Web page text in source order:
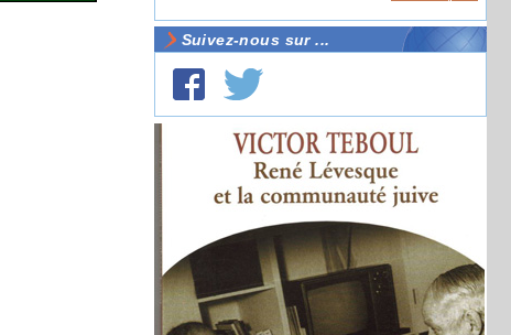
Suivez-nous sur ...